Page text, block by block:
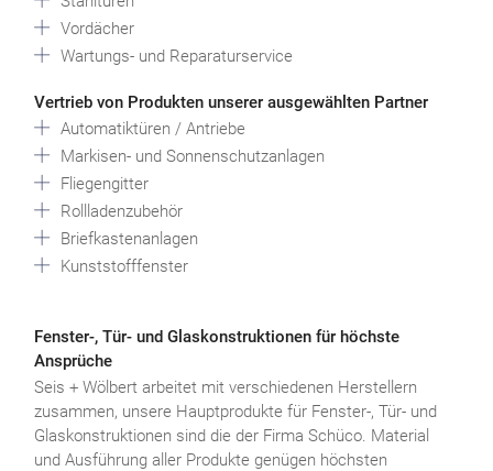
Vordächer
Wartungs- und Reparaturservice
Vertrieb von Produkten unserer ausgewählten Partner
Automatiktüren / Antriebe
Markisen- und Sonnenschutzanlagen
Fliegengitter
Rollladenzubehör
Briefkastenanlagen
Kunststofffenster
Fenster-, Tür- und Glaskonstruktionen für höchste
Ansprüche
Seis + Wölbert arbeitet mit verschiedenen Herstellern
zusammen, unsere Hauptprodukte für Fenster-, Tür- und
Glaskonstruktionen sind die der Firma Schüco. Material
und Ausführung aller Produkte genügen höchsten